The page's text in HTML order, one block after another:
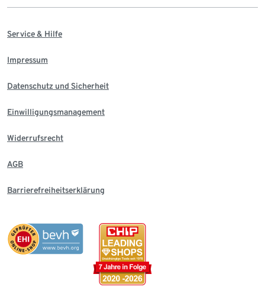
Service & Hilfe
Impressum
Datenschutz und Sicherheit
Einwilligungsmanagement
Widerrufsrecht
AGB
Barrierefreiheitserklärung